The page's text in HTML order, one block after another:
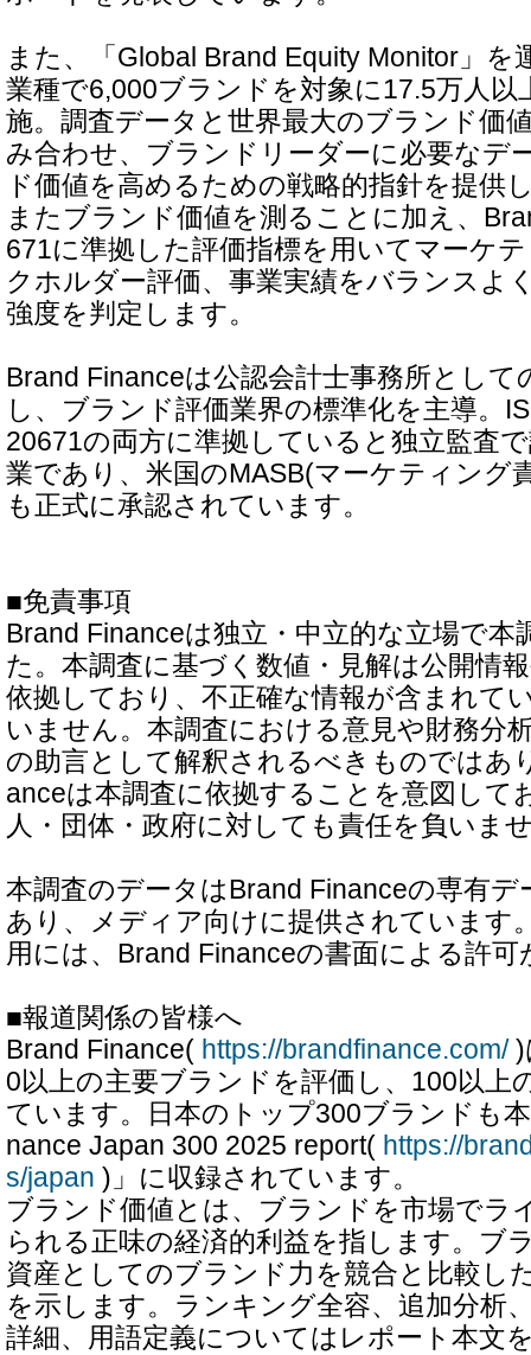
また、「Global Brand Equity Monitor」を
業種で6,000ブランドを対象に17.5万人以
施。調査データと世界最大のブランド価
み合わせ、ブランドリーダーに必要なデ
ド価値を高めるための戦略的指針を提供
またブランド価値を測ることに加え、
671に準拠した評価指標を用いてマーケ
クホルダー評価、事業実績をバランスよ
強度を判定します。
Brand Financeは公認会計士事務所として
し、ブランド評価業界の標準化を主導。
20671の両方に準拠していると独立監査
業であり、米国のMASB(マーケティング
も正式に承認されています。
■免責事項
Brand Financeは独立・中立的な立場で本
た。本調査に基づく数値・見解は公開情
依拠しており、不正確な情報が含まれて
いません。本調査における意見や財務分
の助言として解釈されるべきものではあ
anceは本調査に依拠することを意図して
人・団体・政府に対しても責任を負いま
本調査のデータはBrand Financeの専有
あり、メディア向けに提供されています
用には、Brand Financeの書面による許可
■報道関係の皆様へ
Brand Finance( https://brandfinance.com/)
0以上の主要ブランドを評価し、100以上
ています。日本のトップ300ブランドも
nance Japan 300 2025 report( https://
s/japan )」に収録されています。
ブランド価値とは、ブランドを市場でラ
られる正味の経済的利益を指します。ブ
資産としてのブランド力を競合と比較し
を示します。ランキング全容、追加分析
詳細、用語定義についてはレポート本文